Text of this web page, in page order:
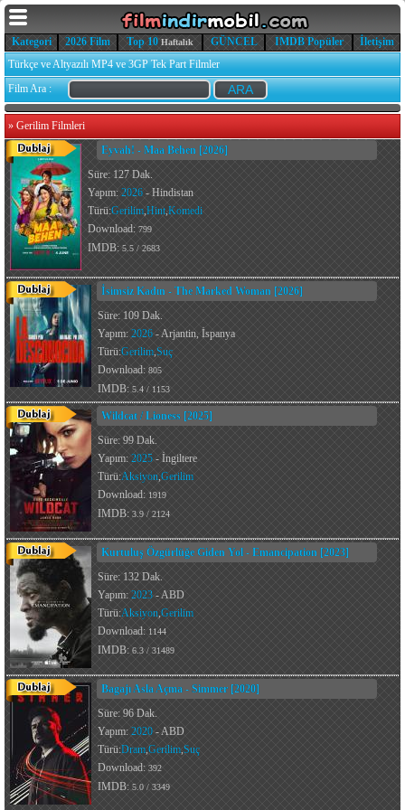
Kategori 2026 Film Top 10 Haftalık GÜNCEL IMDB Popüler
İletişim
Türkçe ve Altyazılı MP4 ve 3GP Tek Part Filmler
Film Ara :
» Gerilim Filmleri
Eyvah! - Maa Behen [2026]
Süre: 127 Dak.
Yapım: 2026 - Hindistan
Türü:Gerilim,Hint,Komedi
Download: 799
IMDB: 5.5 / 2683
İsimsiz Kadın - The Marked Woman [2026]
Süre: 109 Dak.
Yapım: 2026 - Arjantin, İspanya
Türü:Gerilim,Suç
Download: 805
IMDB: 5.4 / 1153
Wildcat / Lioness [2025]
Süre: 99 Dak.
Yapım: 2025 - İngiltere
Türü:Aksiyon,Gerilim
Download: 1919
IMDB: 3.9 / 2124
Kurtuluş Özgürlüğe Giden Yol - Emancipation [2023]
Süre: 132 Dak.
Yapım: 2023 - ABD
Türü:Aksiyon,Gerilim
Download: 1144
IMDB: 6.3 / 31489
Bagajı Asla Açma - Simmer [2020]
Süre: 96 Dak.
Yapım: 2020 - ABD
Türü:Dram,Gerilim,Suç
Download: 392
IMDB: 5.0 / 3349